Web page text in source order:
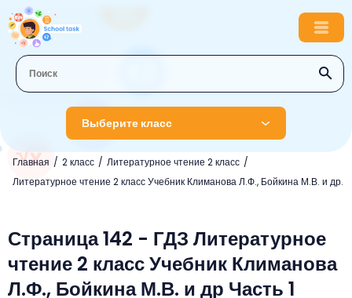
Выберите класс
Главная 2 класс
Литературное чтение 2 класс
Литературное чтение 2 класс Учебник Климанова Л.Ф., Бойкина М.В. и др.
1 класс
Русский язык
Литературное чтение
Математика
Английский язык
3 класс
Музыка
4 класс
Страница 142 - ГДЗ Литературное
чтение 2 класс Учебник Климанова
Л.Ф., Бойкина М.В. и др Часть 1